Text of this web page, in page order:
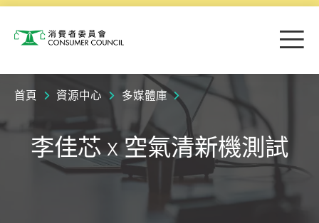
消費者委員會 目
首頁 資源中心 多媒體庫
李佳芯 x 空氣清新機測試